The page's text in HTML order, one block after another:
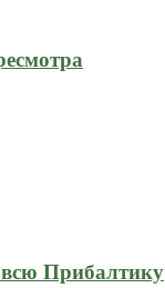
Прибалтику